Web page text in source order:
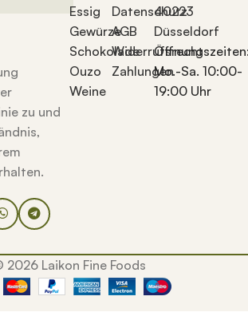
zu und
Essig
Gewürze
Schokolade
Ouzo
Weine
Datenschutz
AGB
Widerrufsrecht
Zahlungen
40223
Düsseldorf
Mo.-Sa. 10:00-
19:00 Uhr
2026 Laikon Fine Foods